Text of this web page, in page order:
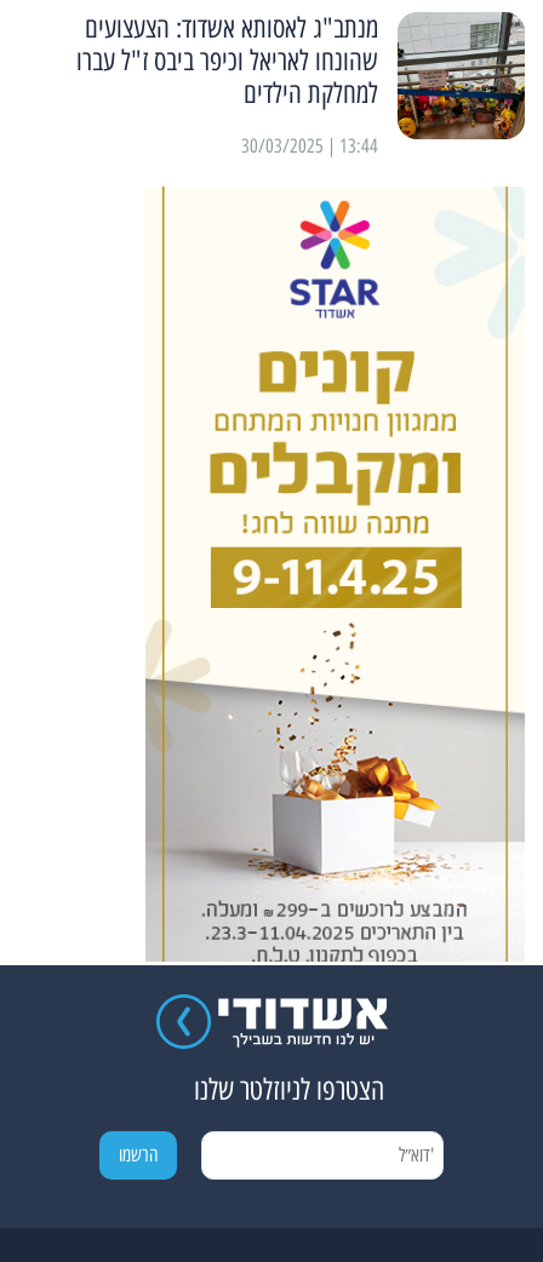
מנתב"ג לאסותא אשדוד: הצעצועים
שהונחו לאריאל וכיפר ביבס ז"ל עברו
למחלקת הילדים
13:44 | 30/03/2025
הצטרפו לניוזלטר שלנו